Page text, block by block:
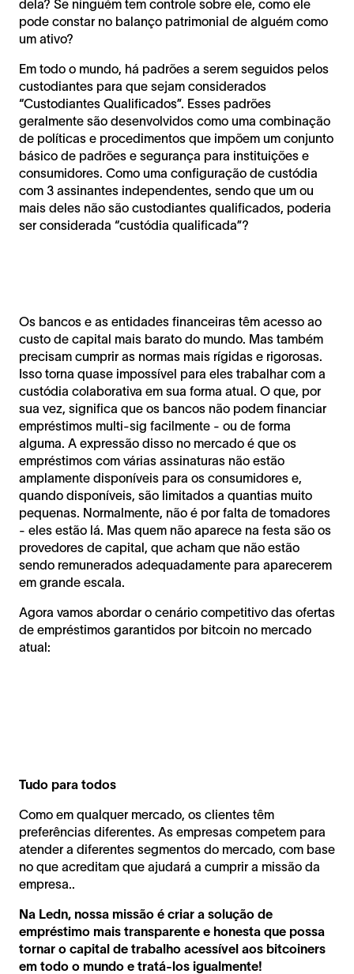
dela? Se ninguém tem controle sobre ele, como ele
pode constar no balanço patrimonial de alguém como
um ativo?
Em todo o mundo, há padrões a serem seguidos pelos
custodiantes para que sejam considerados
“Custodiantes Qualificados”. Esses padrões
geralmente são desenvolvidos como uma combinação
de políticas e procedimentos que impõem um conjunto
básico de padrões e segurança para instituições e
consumidores. Como uma configuração de custódia
com 3 assinantes independentes, sendo que um ou
mais deles não são custodiantes qualificados, poderia
ser considerada “custódia qualificada”?
Os bancos e as entidades financeiras têm acesso ao
custo de capital mais barato do mundo. Mas também
precisam cumprir as normas mais rígidas e rigorosas.
Isso torna quase impossível para eles trabalhar com a
custódia colaborativa em sua forma atual. O que, por
sua vez, significa que os bancos não podem financiar
empréstimos multi-sig facilmente - ou de forma
alguma. A expressão disso no mercado é que os
empréstimos com várias assinaturas não estão
amplamente disponíveis para os consumidores e,
quando disponíveis, são limitados a quantias muito
pequenas. Normalmente, não é por falta de tomadores
- eles estão lá. Mas quem não aparece na festa são os
provedores de capital, que acham que não estão
sendo remunerados adequadamente para aparecerem
em grande escala.
Agora vamos abordar o cenário competitivo das ofertas
de empréstimos garantidos por bitcoin no mercado
atual:
Tudo para todos
Como em qualquer mercado, os clientes têm
preferências diferentes. As empresas competem para
atender a diferentes segmentos do mercado, com base
no que acreditam que ajudará a cumprir a missão da
empresa..
Na Ledn, nossa missão é criar a solução de
empréstimo mais transparente e honesta que possa
tornar o capital de trabalho acessível aos bitcoiners
em todo o mundo e tratá-los igualmente!